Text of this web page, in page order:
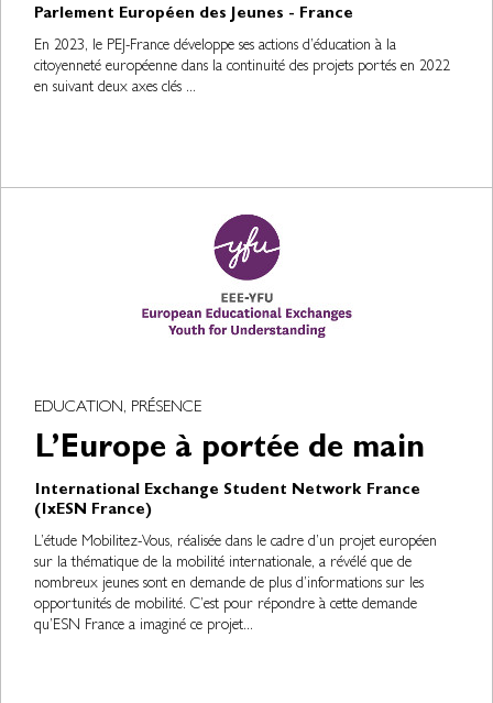
Parlement Européen des Jeunes - France
En 2023, le PEJ-France développe ses actions d’éducation à la
citoyenneté européenne dans la continuité des projets portés en 2022
en suivant deux axes clés ...
EDUCATION, PRÉSENCE
L’Europe à portée de main
International Exchange Student Network France
(IxESN France)
L’étude Mobilitez-Vous, réalisée dans le cadre d’un projet européen
sur la thématique de la mobilité internationale, a révélé que de
nombreux jeunes sont en demande de plus d’informations sur les
opportunités de mobilité. C’est pour répondre à cette demande
qu’ESN France a imaginé ce projet...